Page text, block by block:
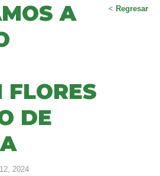
< Regresar
A
FLORES
DE
2024